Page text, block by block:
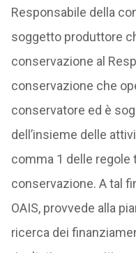
Responsabile della
soggetto produttore
conservazione al
conservazione che
conservatore ed è
dell’insieme delle
comma 1 delle
conservazione. A tal
OAIS, provvede alla
ricerca dei